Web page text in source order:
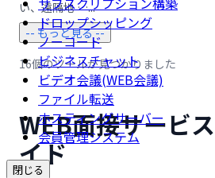
ドロップシッピング
ノーコード
ビジネスチャット
ビデオ会議(WEB会議)
ファイル転送
ホスティングサーバー
会員管理システム
閉じる
い、遠隔地 …...
-- もっと見る --
16個のツールが見つかりました
WEB面接サービ
イド